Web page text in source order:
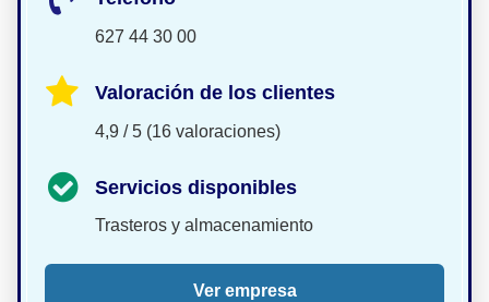
627 44 30 00
Valoración de los clientes
4,9 / 5 (16 valoraciones)
Servicios disponibles
Trasteros y almacenamiento
Ver empresa